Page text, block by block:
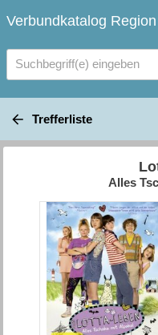
Verbundkatalog
Suchbegriff(e) eingeben
Trefferliste
Alles